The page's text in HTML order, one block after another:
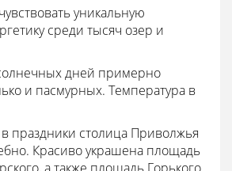
уникальную
среди тысяч озер и
дней примерно
и пасмурных. Температура в
в праздники столица Приволжья
Красиво украшена площадь